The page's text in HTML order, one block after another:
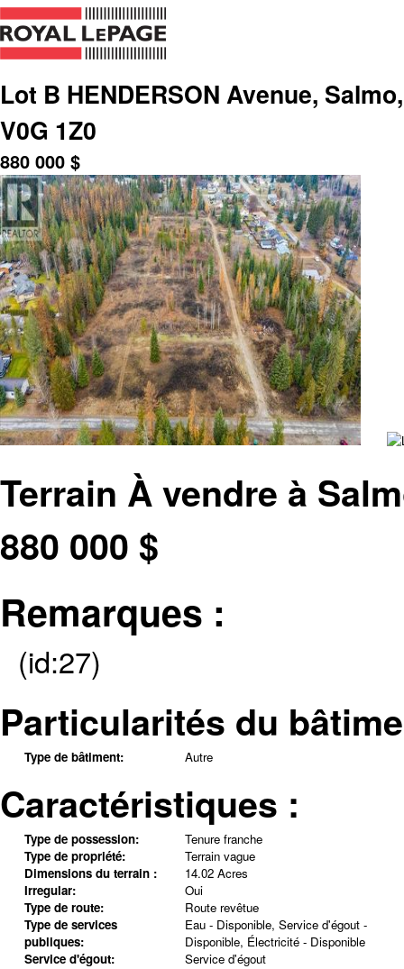
Lot B HENDERSON Avenue,
V0G 1Z0
880 000 $
Terrain À vendre à
880 000 $
Remarques :
(id:27)
Particularités du
Type de bâtiment: Autre
Caractéristiques :
Type de possession:
Tenure franche
Type de propriété:
Terrain vague
Dimensions du terrain :
14.02 Acres
Irregular:
Oui
Type de route:
Route revêtue
Type de services
publiques:
Eau - Disponible, Service d'égout -
Disponible, Électricité - Disponible
Service d'égout:
Service d'égout